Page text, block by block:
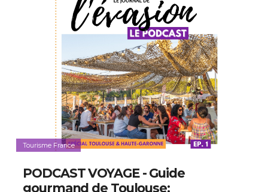
Tourisme France
PODCAST VOYAGE - Guide
gourmand de Toulouse: